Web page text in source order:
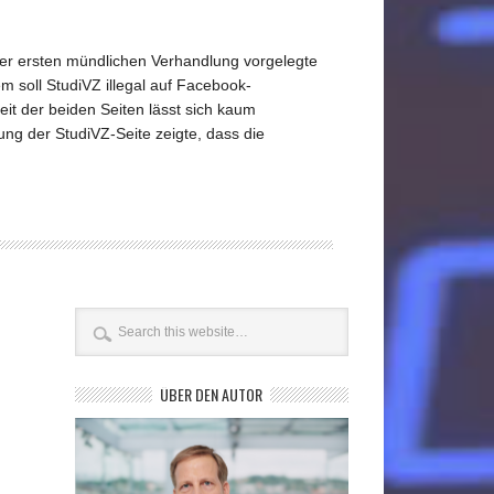
ersten mündlichen Verhandlung vorgelegte
soll StudiVZ illegal auf Facebook-
der beiden Seiten lässt sich kaum
der StudiVZ-Seite zeigte, dass die
ÜBER DEN AUTOR